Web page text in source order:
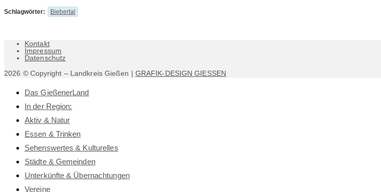
Schlagwörter: Biebertal
Kontakt
Impressum
Datenschutz
2026 © Copyright – Landkreis Gießen | GRAFIK-DESIGN GIESSEN
Das GießenerLand
In der Region:
Aktiv & Natur
Essen & Trinken
Sehenswertes & Kulturelles
Städte & Gemeinden
Unterkünfte & Übernachtungen
Vereine